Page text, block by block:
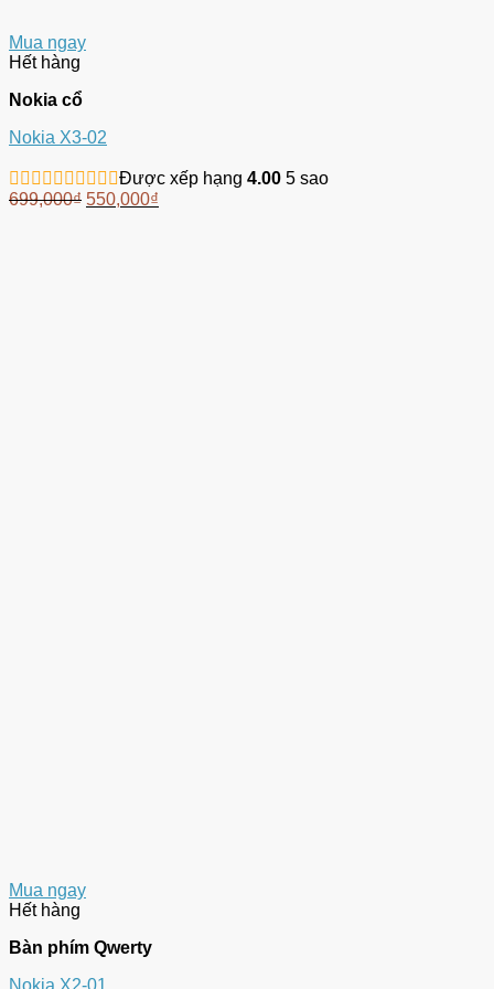
Mua ngay
Hết hàng
Nokia cổ
Nokia X3-02
Được xếp hạng 4.00 5 sao
699,000₫ 550,000₫
Mua ngay
Hết hàng
Bàn phím Qwerty